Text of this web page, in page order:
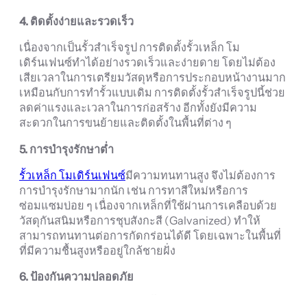
4. ติดตั้งง่ายและรวดเร็ว
เนื่องจากเป็นรั้วสำเร็จรูป การติดตั้งรั้วเหล็ก โม
เดิร์นเฟนซ์ทำได้อย่างรวดเร็วและง่ายดาย โดยไม่ต้อง
เสียเวลาในการเตรียมวัสดุหรือการประกอบหน้างานมาก
เหมือนกับการทำรั้วแบบเดิม การติดตั้งรั้วสำเร็จรูปนี้ช่วย
ลดค่าแรงและเวลาในการก่อสร้าง อีกทั้งยังมีความ
สะดวกในการขนย้ายและติดตั้งในพื้นที่ต่าง ๆ
5. การบำรุงรักษาต่ำ
รั้วเหล็ก โมเดิร์นเฟนซ์มีความทนทานสูง จึงไม่ต้องการ
การบำรุงรักษามากนัก เช่น การทาสีใหม่หรือการ
ซ่อมแซมบ่อย ๆ เนื่องจากเหล็กที่ใช้ผ่านการเคลือบด้วย
วัสดุกันสนิมหรือการชุบสังกะสี (Galvanized) ทำให้
สามารถทนทานต่อการกัดกร่อนได้ดี โดยเฉพาะในพื้นที่
ที่มีความชื้นสูงหรืออยู่ใกล้ชายฝั่ง
6. ป้องกันความปลอดภัย